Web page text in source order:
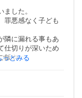
した。
罪悪感なく子ども
隣に漏れる事もあ
仕切りが深いため
やパスタも食べ
しています。
っとみる